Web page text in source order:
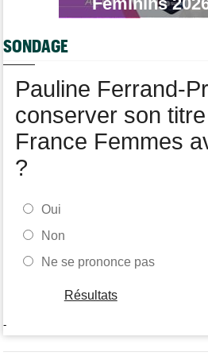
Jan Christen : "J'ai dû me retenir pour
Kasia Niewiadoma fait coup double sur
Joao Almeida a abandonné après une
SONDAGE
Pauline Ferrand-
conserver son
France Femmes
?
Oui
Non
Ne se prononce pas
Résultats
-